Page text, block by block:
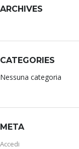
ARCHIVES
CATEGORIES
Nessuna categoria
META
Accedi